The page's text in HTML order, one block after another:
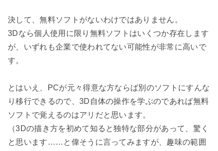
決して、無料ソフトがないわけではありません。
3Dなら個人使用に限り無料ソフトはいくつか存在します
が、いずれも企業で使われてない可能性が非常に高いで
す。
とはいえ、PCが元々得意な方ならば別のソフトにすんな
り移行できるので、3D自体の操作を学ぶのであれば無料
ソフトで覚えるのはアリだと思います。
（3Dの描き方を初めて知ると独特な部分があって、驚く
と思います……と偉そうに言ってみますが、趣味の範囲